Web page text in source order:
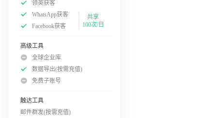
领英获客
WhatsApp获客
Facebook获客
共享
100次/日
高级工具
全球企业库
数据导出(按需充值)
免费子账号
触达工具
邮件群发(按需充值)